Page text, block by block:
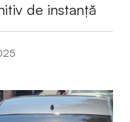
de instanță